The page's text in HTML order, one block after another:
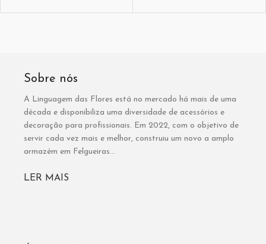
Sobre nós
A Linguagem das Flores está no mercado há mais de uma
década e disponibiliza uma diversidade de acessórios e
decoração para profissionais. Em 2022, com o objetivo de
servir cada vez mais e melhor, construiu um novo a amplo
armazém em Felgueiras...
LER MAIS